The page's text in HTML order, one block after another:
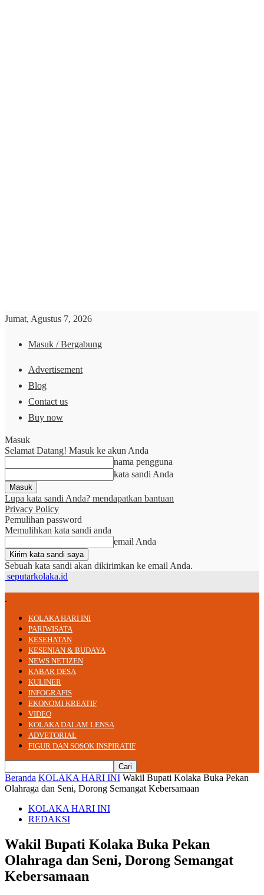
Jumat, Agustus 7, 2026
Masuk / Bergabung
Advertisement
Blog
Contact us
Buy now
Masuk
Selamat Datang! Masuk ke akun Anda
nama pengguna
kata sandi Anda
Lupa kata sandi Anda? mendapatkan bantuan
Privacy Policy
Pemulihan password
Memulihkan kata sandi anda
email Anda
Sebuah kata sandi akan dikirimkan ke email Anda.
seputarkolaka.id
KOLAKA HARI INI
PARIWISATA
KESEHATAN
KESENIAN & BUDAYA
NEWS NETIZEN
KABAR DESA
KULINER
INFOGRAFIS
EKONOMI KREATIF
VIDEO
KOLAKA DALAM LENSA
ADVETORIAL
FIGUR DAN SOSOK INSPIRATIF
Beranda KOLAKA HARI INI Wakil Bupati Kolaka Buka Pekan
Olahraga dan Seni, Dorong Semangat Kebersamaan
KOLAKA HARI INI
REDAKSI
Wakil Bupati Kolaka Buka Pekan
Olahraga dan Seni, Dorong Semangat
Kebersamaan